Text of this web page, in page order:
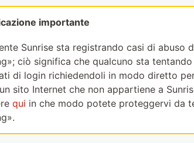
importante
Sunrise sta registrando casi di abuso
ciò significa che qualcuno sta
di login richiedendoli in modo diretto
sito Internet che non appartiene a
qui in che modo potete proteggervi da